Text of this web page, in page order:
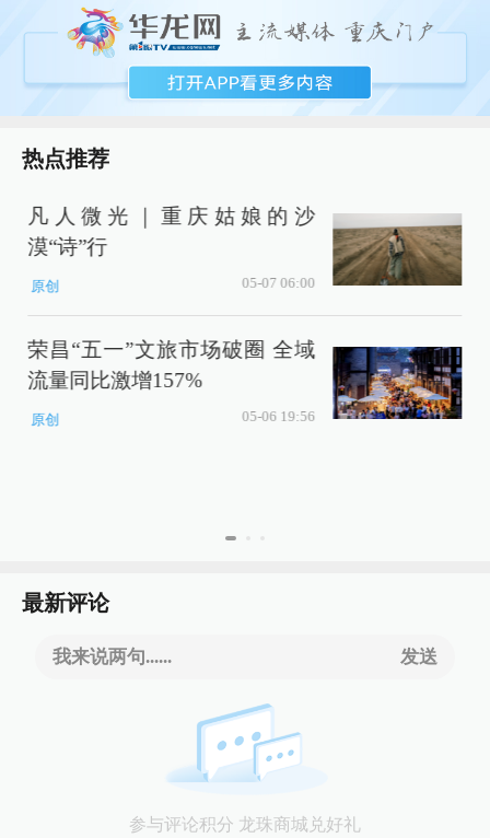
热点推荐
凡人微光｜重庆姑娘的沙
漠“诗”行
原创 05-07 06:00
荣昌“五一”文旅市场破圈 全域
流量同比激增157%
原创 05-06 19:56
最新评论
我来说两句...... 发送
参与评论积分 龙珠商城兑好礼